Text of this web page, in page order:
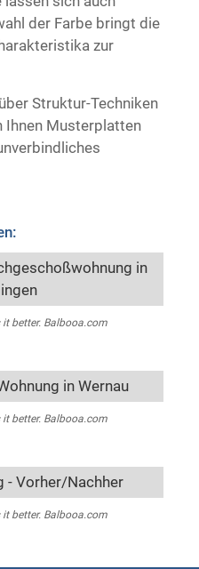
der Farbe bringt die
zur
Struktur-Techniken
Ihnen Musterplatten
in
better. Balbooa.com
in Wernau
better. Balbooa.com
- Vorher/Nachher
better. Balbooa.com